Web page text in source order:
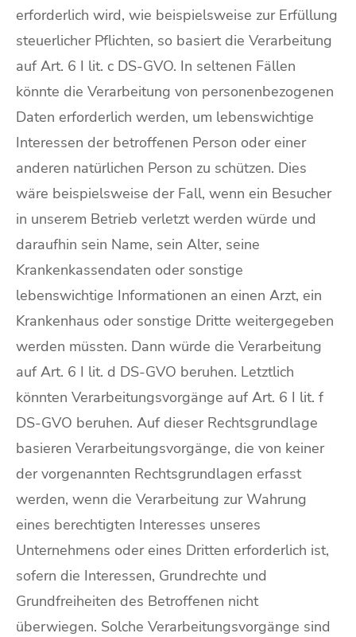
erforderlich wird, wie beispielsweise zur Erfüllung
steuerlicher Pflichten, so basiert die Verarbeitung
auf Art. 6 I lit. c DS-GVO. In seltenen Fällen
könnte die Verarbeitung von personenbezogenen
Daten erforderlich werden, um lebenswichtige
Interessen der betroffenen Person oder einer
anderen natürlichen Person zu schützen. Dies
wäre beispielsweise der Fall, wenn ein Besucher
in unserem Betrieb verletzt werden würde und
daraufhin sein Name, sein Alter, seine
Krankenkassendaten oder sonstige
lebenswichtige Informationen an einen Arzt, ein
Krankenhaus oder sonstige Dritte weitergegeben
werden müssten. Dann würde die Verarbeitung
auf Art. 6 I lit. d DS-GVO beruhen. Letztlich
könnten Verarbeitungsvorgänge auf Art. 6 I lit. f
DS-GVO beruhen. Auf dieser Rechtsgrundlage
basieren Verarbeitungsvorgänge, die von keiner
der vorgenannten Rechtsgrundlagen erfasst
werden, wenn die Verarbeitung zur Wahrung
eines berechtigten Interesses unseres
Unternehmens oder eines Dritten erforderlich ist,
sofern die Interessen, Grundrechte und
Grundfreiheiten des Betroffenen nicht
überwiegen. Solche Verarbeitungsvorgänge sind